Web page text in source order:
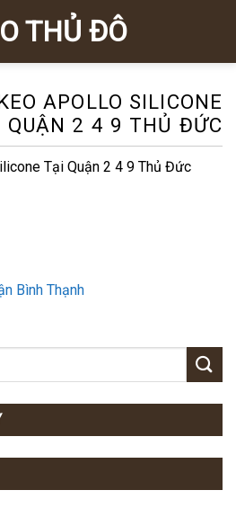
THỦ ĐÔ
APOLLO SILICONE
QUẬN 2 4 9 THỦ ĐỨC
Tại Quận 2 4 9 Thủ Đức
Bình Thạnh